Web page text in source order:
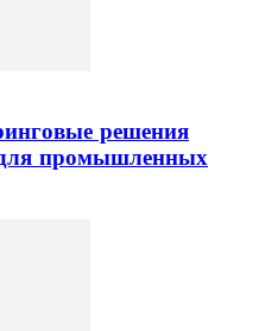
решения
промышленных